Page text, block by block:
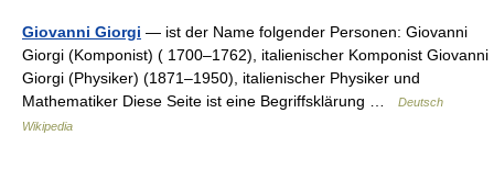
Giovanni Giorgi — ist der Name folgender Personen: Giovanni
Giorgi (Komponist) ( 1700–1762), italienischer Komponist Giovanni
Giorgi (Physiker) (1871–1950), italienischer Physiker und
Mathematiker Diese Seite ist eine Begriffsklärung …
Deutsch
Wikipedia